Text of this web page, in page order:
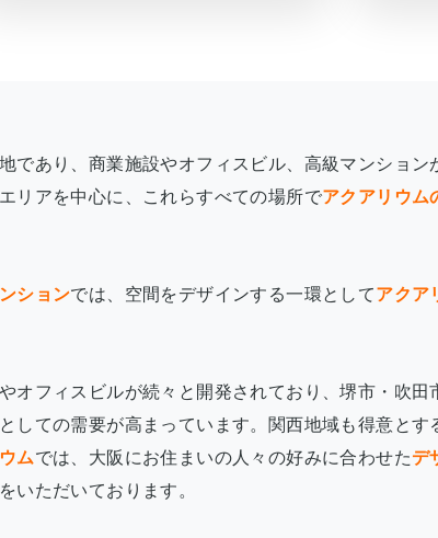
であり、商業施設やオフィスビル、高級マンション
リアを中心に、これらすべての場所でアクアリウム
ションでは、空間をデザインする一環としてアクア
オフィスビルが続々と開発されており、堺市・吹田
しての需要が高まっています。関西地域も得意とす
ムでは、大阪にお住まいの人々の好みに合わせたデ
いただいております。